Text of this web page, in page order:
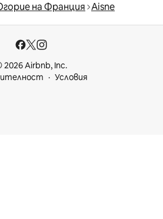
на Франция Aisne
2026 Airbnb, Inc.
Условия